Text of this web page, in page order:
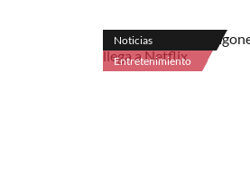
Noticias
Entretenimiento